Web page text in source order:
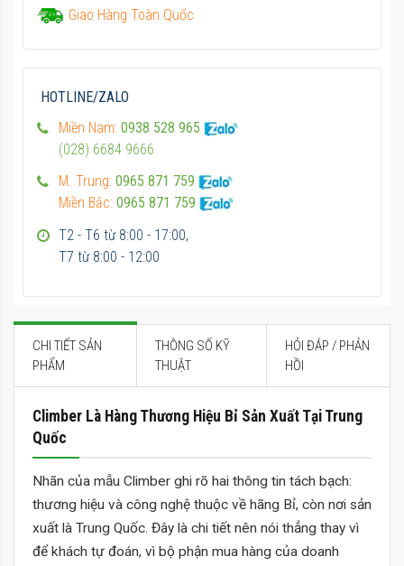
Giao Hàng Toàn Quốc
HOTLINE/ZALO
Miền Nam: 0938 528 965
(028) 6684 9666
M. Trung: 0965 871 759
Miền Bắc: 0965 871 759
T2 - T6 từ 8:00 - 17:00,
T7 từ 8:00 - 12:00
CHI TIẾT SẢN
PHẨM
THÔNG SỐ KỸ
THUẬT
HỎI ĐÁP / PHẢN
HỒI
Climber Là Hàng Thương Hiệu Bỉ Sản Xuất Tại Trung
Quốc
Nhãn của mẫu Climber ghi rõ hai thông tin tách bạch:
thương hiệu và công nghệ thuộc về hãng Bỉ, còn nơi sản
xuất là Trung Quốc. Đây là chi tiết nên nói thẳng thay vì
để khách tự đoán, vì bộ phận mua hàng của doanh